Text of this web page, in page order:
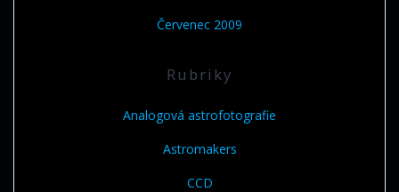
Červenec 2009
Rubriky
Analogová astrofotografie
Astromakers
CCD